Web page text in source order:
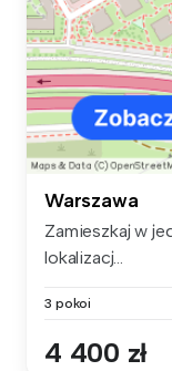
Warszawa
Zamieszkaj w
lokalizacj...
3 pokoi
4 400 zł